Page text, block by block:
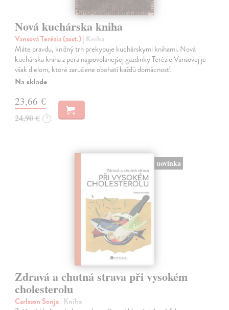
Nová kuchárska kniha
Vansová Terézia (zost.)| Kniha
Máte pravdu, knižný trh prekypuje kuchárskymi knihami. Nová
kuchárska kniha z pera najpovolanejšej gazdinky Terézie Vansovej je
však dielom, ktoré zaručene obohatí každú domácnosť.
Na sklade
23,66 €
24,90 € ?
novinka
Zdravá a chutná strava při vysokém
cholesterolu
Carlsson Sonja| Kniha